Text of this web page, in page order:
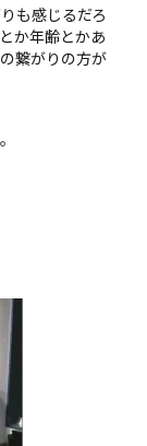
も感じるだろ
か年齢とかあ
繋がりの方が